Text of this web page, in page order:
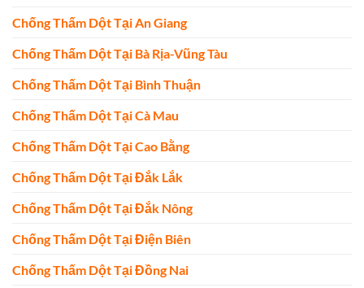
Chống Thấm Dột Tại An Giang
Chống Thấm Dột Tại Bà Rịa-Vũng Tàu
Chống Thấm Dột Tại Bình Thuận
Chống Thấm Dột Tại Cà Mau
Chống Thấm Dột Tại Cao Bằng
Chống Thấm Dột Tại Đắk Lắk
Chống Thấm Dột Tại Đắk Nông
Chống Thấm Dột Tại Điện Biên
Chống Thấm Dột Tại Đồng Nai